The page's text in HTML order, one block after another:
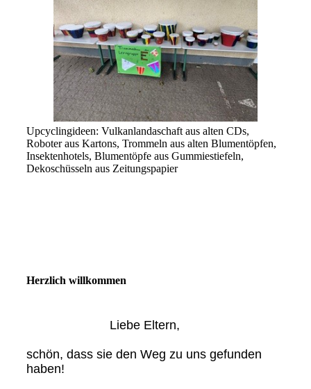
Upcyclingideen: Vulkanlandaschaft aus alten CDs,
Roboter aus Kartons, Trommeln aus alten Blumentöpfen,
Insektenhotels, Blumentöpfe aus Gummiestiefeln,
Dekoschüsseln aus Zeitungspapier
Herzlich willkommen
Liebe Eltern,
schön, dass sie den Weg zu uns gefunden
haben!